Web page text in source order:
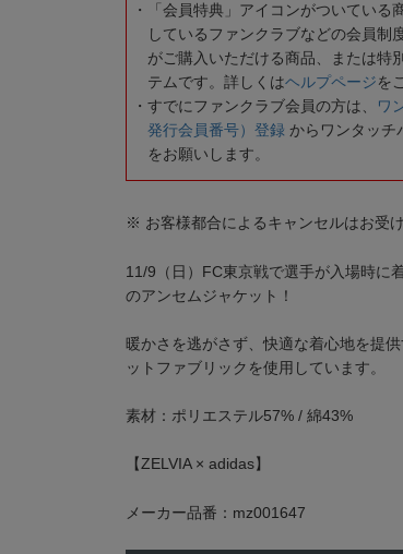
「会員特典」アイコンがついている
しているファンクラブなどの会員制
がご購入いただける商品、または特
テムです。詳しくはヘルプページを
すでにファンクラブ会員の方は、
ワ
発行会員番号）登録 からワンタッチ
をお願いします。
※ お客様都合によるキャンセルはお受け
11/9（日）FC東京戦で選手が入場時に
のアンセムジャケット！
暖かさを逃がさず、快適な着心地を提
ットファブリックを使用しています。
素材：ポリエステル57% / 綿43%
【ZELVIA × adidas】
メーカー品番：mz001647